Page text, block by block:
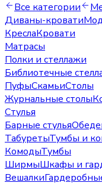
Все категории
Диваны-кровати
КреслаКровати
Матрасы
Полки и стеллажи
Библиотечные
ПуфыСкамьиСтолы
Журнальные столы
Стулья
Барные стулья
ТабуретыТумбы и
КомодыТумбы
ШирмыШкафы и
Вешалки